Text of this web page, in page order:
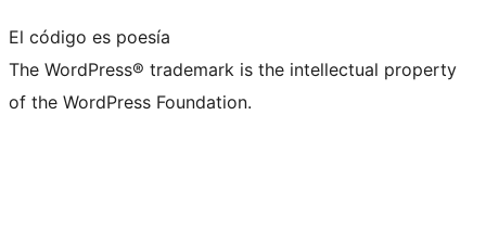
El código es poesía
The WordPress® trademark is the intellectual property
of the WordPress Foundation.